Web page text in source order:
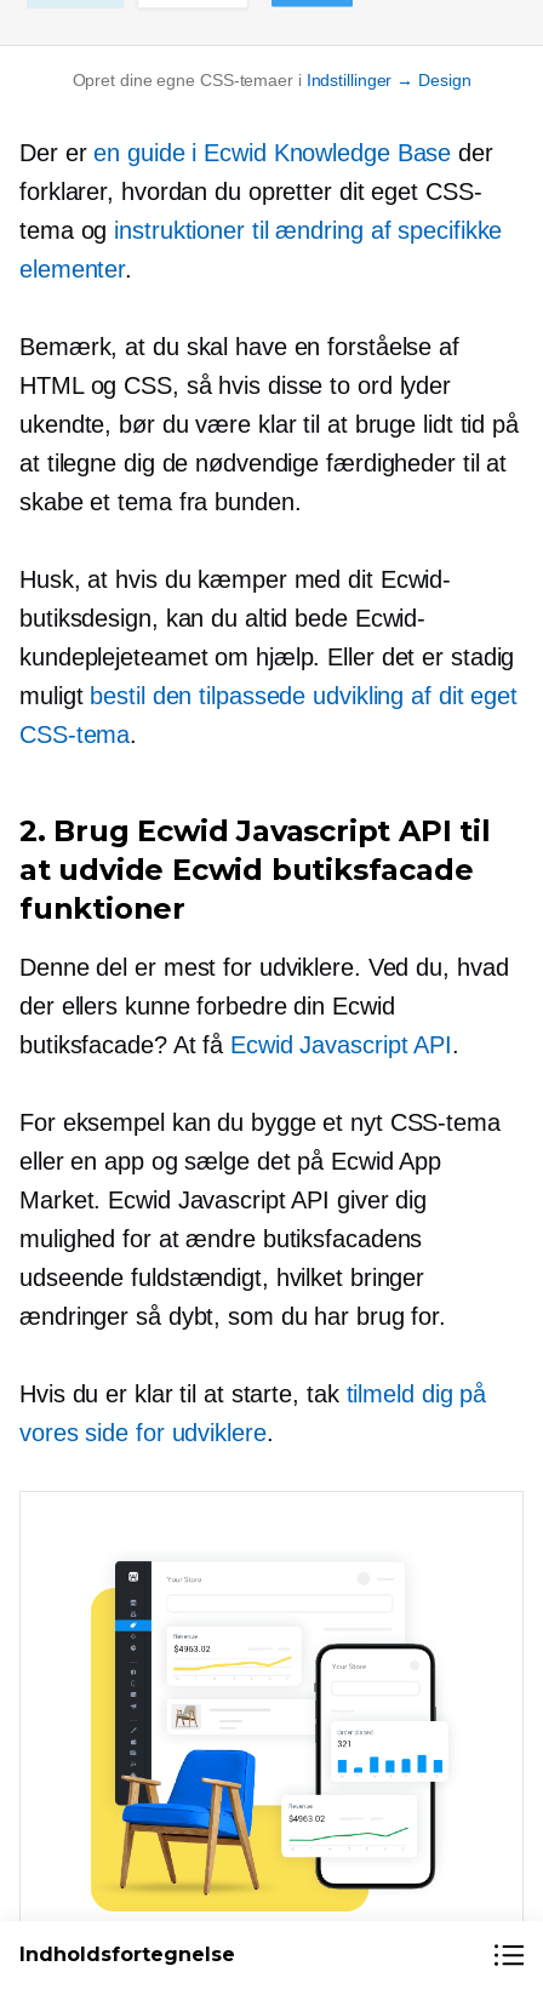
Opret dine egne CSS-temaer i Indstillinger → Design
Der eren guide i Ecwid Knowledge Base der
forklarer, hvordan du opretter dit eget CSS-
tema og instruktioner til ændring af specifikke
elementer.
Bemærk, at du skal have en forståelse af
HTML og CSS, så hvis disse to ord lyder
ukendte, bør du være klar til at bruge lidt tid på
at tilegne dig de nødvendige færdigheder til at
skabe et tema fra bunden.
Husk, at hvis du kæmper med dit Ecwid-
butiksdesign, kan du altid bede Ecwid-
kundeplejeteamet om hjælp. Eller det er stadig
muligt bestil den tilpassede udvikling af dit eget
CSS-tema.
2. Brug Ecwid Javascript API til
at udvide Ecwid butiksfacade
funktioner
Denne del er mest for udviklere. Ved du, hvad
der ellers kunne forbedre din Ecwid
butiksfacade? At få Ecwid Javascript API.
For eksempel kan du bygge et nyt CSS-tema
eller en app og sælge det på Ecwid App
Market. Ecwid Javascript API giver dig
mulighed for at ændre butiksfacadens
udseende fuldstændigt, hvilket bringer
ændringer så dybt, som du har brug for.
Hvis du er klar til at starte, tak tilmeld dig på
vores side for udviklere.
Ecwid har alt hvad du behøver for at
Indholdsfortegnelse